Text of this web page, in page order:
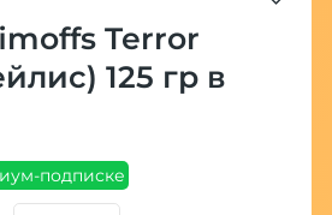
Terror
125 гр в
подписке